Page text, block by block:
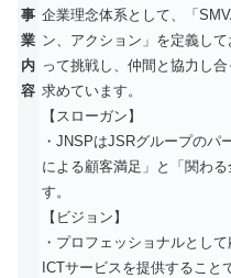
事
業
内
容
企業理念体系として、「
ン、アクション」を定義し
って挑戦し、仲間と協力し
求めています。
【スローガン】
・JNSPはJSRグループのパ
による顧客満足」と「関わ
す。
【ビジョン】
・プロフェッショナルとし
ICTサービスを提供すること